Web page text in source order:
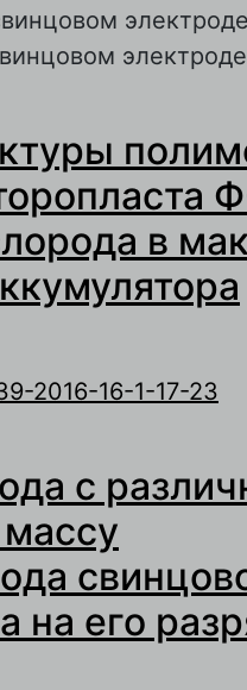
в
2016-16-1-17-23
процесс
аккумулятора
с
на его